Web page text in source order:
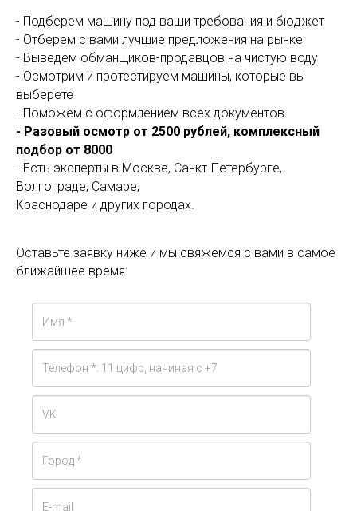
- Подберем машину под ваши требования и бюджет
- Отберем с вами лучшие предложения на рынке
- Выведем обманщиков-продавцов на чистую воду
- Осмотрим и протестируем машины, которые вы
выберете
- Поможем с оформлением всех документов
- Разовый осмотр от 2500 рублей, комплексный
подбор от 8000
- Есть эксперты в Москве, Санкт-Петербурге,
Волгограде, Самаре,
Краснодаре и других городах.
Оставьте заявку ниже и мы свяжемся с вами в самое
ближайшее время: